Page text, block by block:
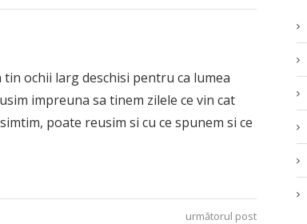
tin ochii larg deschisi pentru ca lumea
impreuna sa tinem zilele ce vin cat
poate reusim si cu ce spunem si ce
următorul post